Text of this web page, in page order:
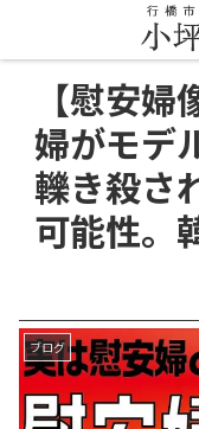
【慰安
婦がモデ
轢き殺さ
可能性。
ブログ